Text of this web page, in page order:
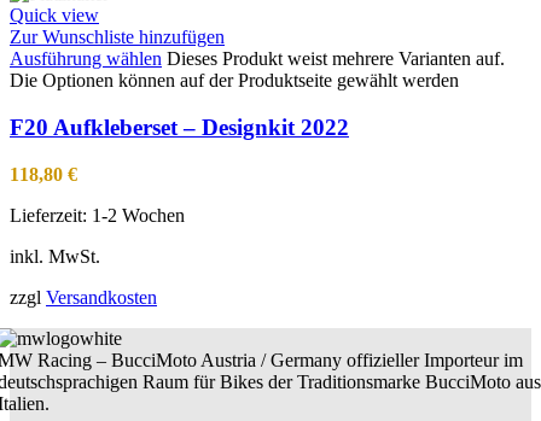
Quick view
Zur Wunschliste hinzufügen
Ausführung wählen Dieses Produkt weist mehrere Varianten auf.
Die Optionen können auf der Produktseite gewählt werden
F20 Aufkleberset – Designkit 2022
118,80 €
Lieferzeit: 1-2 Wochen
inkl. MwSt.
zzgl Versandkosten
Racing – BucciMoto Austria / Germany offizieller Importeur im
Raum für Bikes der Traditionsmarke BucciMoto aus